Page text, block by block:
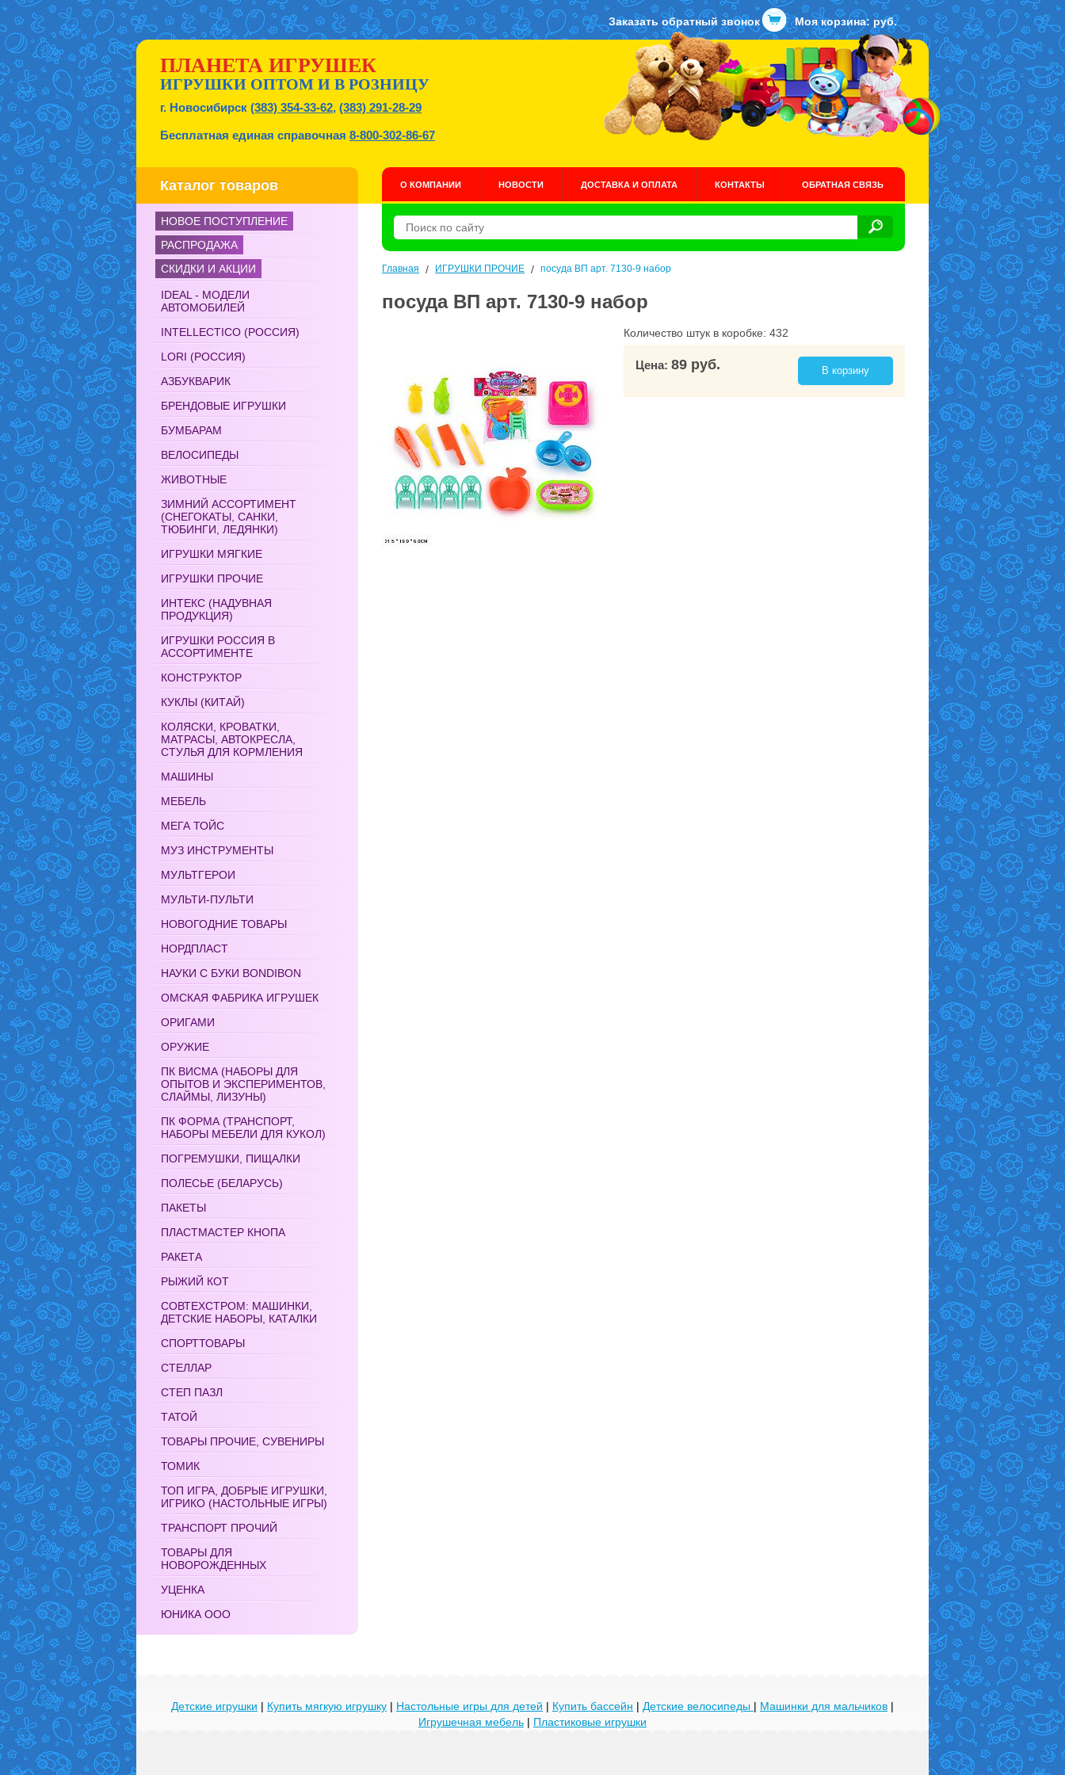
Заказать обратный звонок Моя корзина: руб.
ПЛАНЕТА ИГРУШЕК
ИГРУШКИ ОПТОМ И В РОЗНИЦУ
г. Новосибирск (383) 354-33-62, (383) 291-28-29
Бесплатная единая справочная 8-800-302-86-67
Каталог товаров О КОМПАНИИ НОВОСТИ ДОСТАВКА И ОПЛАТА КОНТАКТЫ ОБРАТНАЯ СВЯЗЬ
НОВОЕ ПОСТУПЛЕНИЕ
РАСПРОДАЖА
СКИДКИ И АКЦИИ
IDEAL - МОДЕЛИ
АВТОМОБИЛЕЙ
INTELLECTICO (РОССИЯ)
LORI (РОССИЯ)
АЗБУКВАРИК
БРЕНДОВЫЕ ИГРУШКИ
БУМБАРАМ
ВЕЛОСИПЕДЫ
ЖИВОТНЫЕ
ЗИМНИЙ АССОРТИМЕНТ
(СНЕГОКАТЫ, САНКИ,
ТЮБИНГИ, ЛЕДЯНКИ)
ИГРУШКИ МЯГКИЕ
ИГРУШКИ ПРОЧИЕ
ИНТЕКС (НАДУВНАЯ
ПРОДУКЦИЯ)
ИГРУШКИ РОССИЯ В
АССОРТИМЕНТЕ
КОНСТРУКТОР
КУКЛЫ (КИТАЙ)
КОЛЯСКИ, КРОВАТКИ,
МАТРАСЫ, АВТОКРЕСЛА,
СТУЛЬЯ ДЛЯ КОРМЛЕНИЯ
МАШИНЫ
МЕБЕЛЬ
МЕГА ТОЙС
МУЗ ИНСТРУМЕНТЫ
МУЛЬТГЕРОИ
МУЛЬТИ-ПУЛЬТИ
НОВОГОДНИЕ ТОВАРЫ
НОРДПЛАСТ
НАУКИ С БУКИ BONDIBON
ОМСКАЯ ФАБРИКА ИГРУШЕК
ОРИГАМИ
ОРУЖИЕ
ПК ВИСМА (НАБОРЫ ДЛЯ
ОПЫТОВ И ЭКСПЕРИМЕНТОВ,
СЛАЙМЫ, ЛИЗУНЫ)
ПК ФОРМА (ТРАНСПОРТ,
НАБОРЫ МЕБЕЛИ ДЛЯ КУКОЛ)
ПОГРЕМУШКИ, ПИЩАЛКИ
ПОЛЕСЬЕ (БЕЛАРУСЬ)
ПАКЕТЫ
ПЛАСТМАСТЕР КНОПА
РАКЕТА
РЫЖИЙ КОТ
СОВТЕХСТРОМ: МАШИНКИ,
ДЕТСКИЕ НАБОРЫ, КАТАЛКИ
СПОРТТОВАРЫ
СТЕЛЛАР
СТЕП ПАЗЛ
ТАТОЙ
ТОВАРЫ ПРОЧИЕ, СУВЕНИРЫ
ТОМИК
ТОП ИГРА, ДОБРЫЕ ИГРУШКИ,
ИГРИКО (НАСТОЛЬНЫЕ ИГРЫ)
ТРАНСПОРТ ПРОЧИЙ
ТОВАРЫ ДЛЯ
НОВОРОЖДЕННЫХ
УЦЕНКА
ЮНИКА ООО
Главная / ИГРУШКИ ПРОЧИЕ / посуда ВП арт. 7130-9 набор
посуда ВП арт. 7130-9 набор
Количество штук в коробке: 432
Цена: 89 руб. В корзину
Детские игрушки | Купить мягкую игрушку | Настольные игры для детей | Купить бассейн | Детские велосипеды | Машинки для мальчиков |
Игрушечная мебель | Пластиковые игрушки